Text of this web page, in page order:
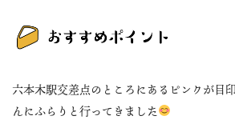
六本木駅交差点のところにあるピンクが目
んにふらりと行ってきました